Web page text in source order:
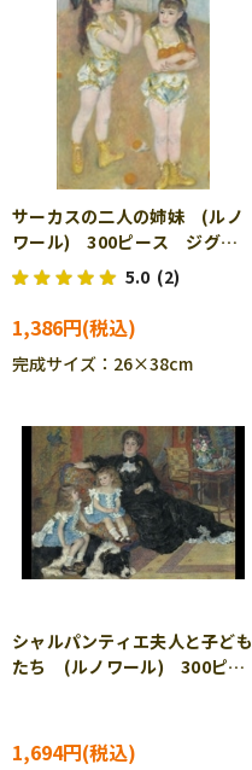
サーカスの二人の姉妹 (ルノ
ワール) 300ピース ジグソ
ーパズル CUT-300-066
5.0 (2)
1,386円
完成サイズ：26×38cm
シャルパンティエ夫人と子ども
たち (ルノワール) 300ピー
1,694円